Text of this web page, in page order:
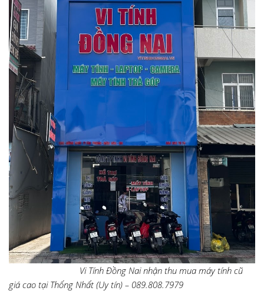
Vi Tính Đồng Nai nhận thu mua máy tính cũ
giá cao tại Thống Nhất (Uy tín) – 089.808.7979